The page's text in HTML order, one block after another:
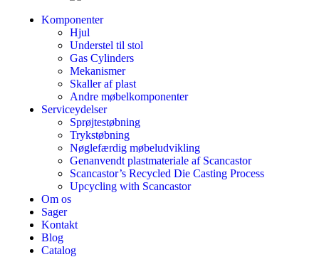
Komponenter
Hjul
Understel til stol
Gas Cylinders
Mekanismer
Skaller af plast
Andre møbelkomponenter
Serviceydelser
Sprøjtestøbning
Trykstøbning
Nøglefærdig møbeludvikling
Genanvendt plastmateriale af Scancastor
Scancastor’s Recycled Die Casting Process
Upcycling with Scancastor
Om os
Sager
Kontakt
Blog
Catalog